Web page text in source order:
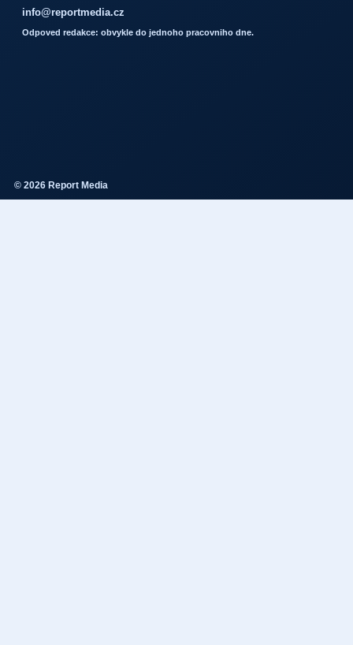
info@reportmedia.cz
Odpoved redakce: obvykle do jednoho pracovniho dne.
© 2026 Report Media